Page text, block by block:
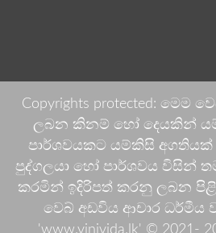
Copyrights protected: මෙම
ලබන කිනම් හෝ දෙයකින්
පාර්ශවයකට යම්කිසි
පුද්ගලයා හෝ පාර්ශවය විසින්
කරමින් ඉදිරිපත් කරනු ලබන
වෙබ් අඩවිය ආචාර ධර්මීය
'www.vinivida.lk' © 2021-